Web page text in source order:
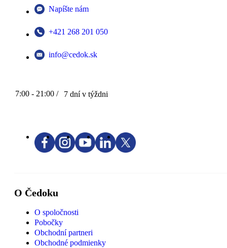
Napíšte nám
+421 268 201 050
info@cedok.sk
7:00 - 21:00 / 7 dní v týždni
O Čedoku
O spoločnosti
Pobočky
Obchodní partneri
Obchodné podmienky